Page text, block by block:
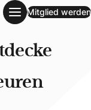
Mitglied werden